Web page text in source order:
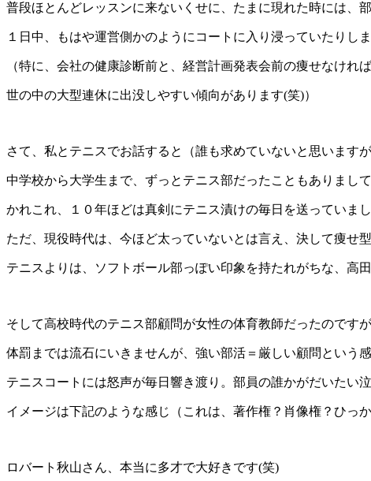
普段ほとんどレッスンに来ないくせに、たまに現れた時には、
１日中、もはや運営側かのようにコートに入り浸っていたりし
（特に、会社の健康診断前と、経営計画発表会前の痩せなけれ
世の中の大型連休に出没しやすい傾向があります(笑)）
さて、私とテニスでお話すると（誰も求めていないと思いますが
中学校から大学生まで、ずっとテニス部だったこともありまして
かれこれ、１０年ほどは真剣にテニス漬けの毎日を送っていま
ただ、現役時代は、今ほど太っていないとは言え、決して痩せ
テニスよりは、ソフトボール部っぽい印象を持たれがちな、高
そして高校時代のテニス部顧問が女性の体育教師だったのです
体罰までは流石にいきませんが、強い部活＝厳しい顧問という
テニスコートには怒声が毎日響き渡り。部員の誰かがだいたい
イメージは下記のような感じ（これは、著作権？肖像権？ひっ
ロバート秋山さん、本当に多才で大好きです(笑)